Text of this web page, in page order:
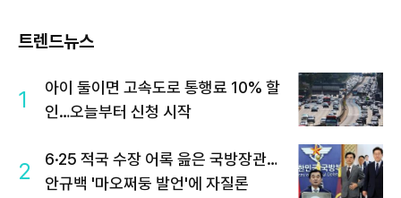
트렌드뉴스
1
아이 둘이면 고속도로 통행료 10% 할
인…오늘부터 신청 시작
2
6·25 적국 수장 어록 읊은 국방장관…
안규백 '마오쩌둥 발언'에 자질론